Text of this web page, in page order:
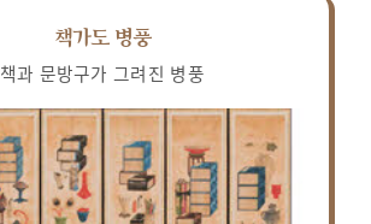
책가도 병풍
책과 문방구가 그려진 병풍